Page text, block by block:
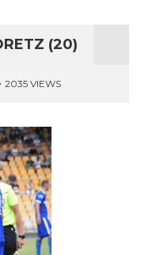
(20)
2035 VIEWS